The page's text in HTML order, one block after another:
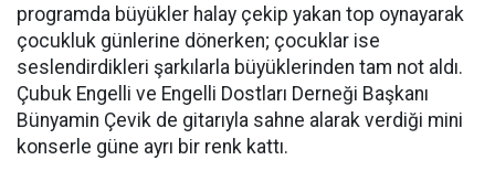
programda büyükler halay çekip yakan top oynayarak
çocukluk günlerine dönerken; çocuklar ise
seslendirdikleri şarkılarla büyüklerinden tam not aldı.
Çubuk Engelli ve Engelli Dostları Derneği Başkanı
Bünyamin Çevik de gitarıyla sahne alarak verdiği mini
konserle güne ayrı bir renk kattı.